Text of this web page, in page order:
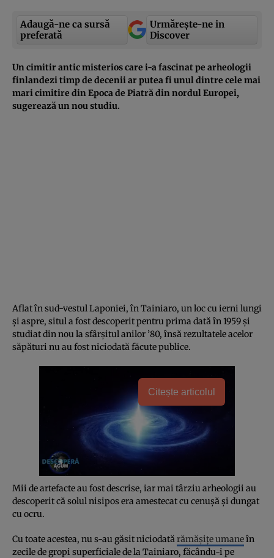
Adaugă-ne ca sursă
preferată
Urmărește-ne in
Discover
Un cimitir antic misterios care i-a fascinat pe arheologii
finlandezi timp de decenii ar putea fi unul dintre cele mai
mari cimitire din Epoca de Piatră din nordul Europei,
sugerează un nou studiu.
Aflat în sud-vestul Laponiei, în Tainiaro, un loc cu ierni lungi
și aspre, situl a fost descoperit pentru prima dată în 1959 și
studiat din nou la sfârșitul anilor ’80, însă rezultatele acelor
săpături nu au fost niciodată făcute publice.
Citește articolul
Mii de artefacte au fost descrise, iar mai târziu arheologii au
descoperit că solul nisipos era amestecat cu cenușă și dungat
cu ocru.
Cu toate acestea, nu s-au găsit niciodatărămășițe umaneîn
zecile de gropi superficiale de la Tainiaro, făcându-i pe